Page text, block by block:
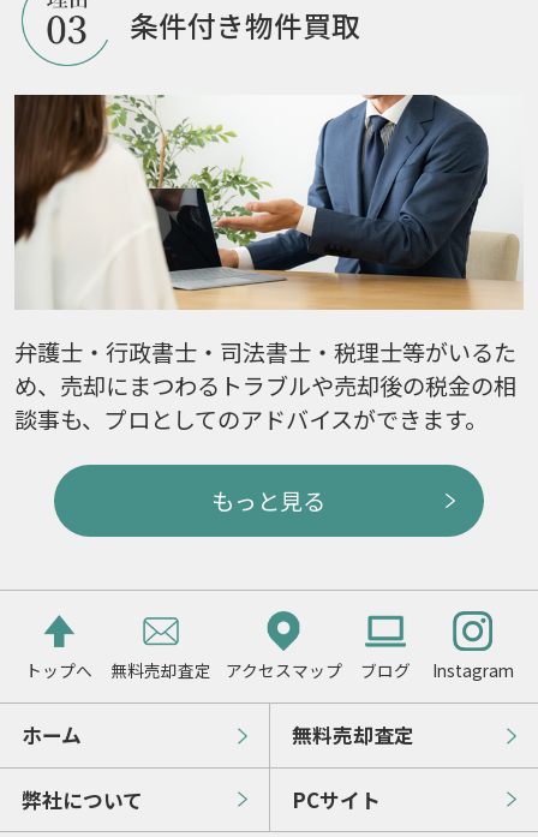
条件付き物件買取
弁護士・行政書士・司法書士・税理士等がいるた
め、売却にまつわるトラブルや売却後の税金の相
談事も、プロとしてのアドバイスができます。
もっと見る
トップへ 無料売却査定 アクセスマップ ブログ Instagram
ホーム 無料売却査定
弊社について PCサイト